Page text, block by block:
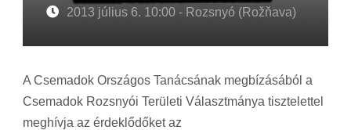
2013 július 6. 10:00 - Rozsnyó (Rožňava)
A Csemadok Országos Tanácsának megbízásából a
Csemadok Rozsnyói Területi Választmánya tisztelettel
meghívja az érdeklődőket az